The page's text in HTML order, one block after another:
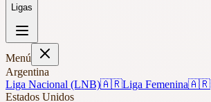
Ligas
Menú
Argentina
Liga Nacional (LNB)🇦🇷Liga Femenina🇦🇷
Estados Unidos